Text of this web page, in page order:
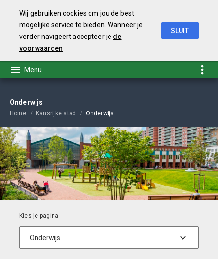
Onderwijs
Home Kansrijke stad Onderwijs
Wij gebruiken cookies om jou de best
mogelijke service te bieden. Wanneer je
verder navigeert accepteer je de
voorwaarden
SLUIT